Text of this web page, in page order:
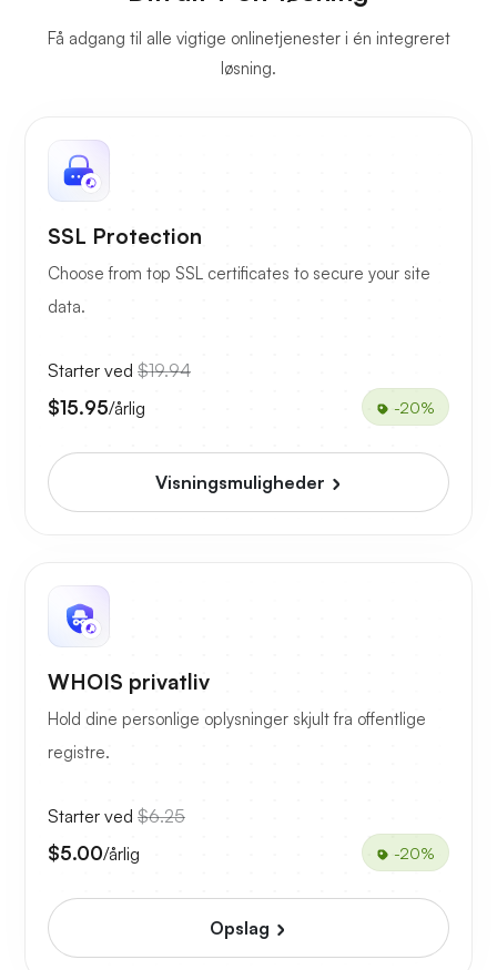
Få adgang til alle vigtige onlinetjenester i én integreret
løsning.
SSL Protection
Choose from top SSL certificates to secure your site
data.
Starter ved $19.94
$15.95/årlig -20%
Visningsmuligheder
WHOIS privatliv
Hold dine personlige oplysninger skjult fra offentlige
registre.
Starter ved $6.25
$5.00/årlig -20%
Opslag